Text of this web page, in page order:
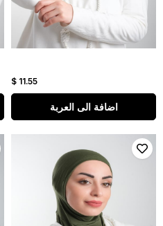
$ 11.55
اضافة الى العربة